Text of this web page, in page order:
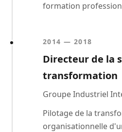
formation
2014 — 2018
Directeur de la
transformation
Groupe Industriel
Pilotage de la
organisationnelle